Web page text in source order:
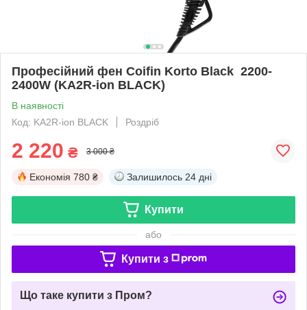
Професійний фен Сoifin Korto Black 2200-
2400W (KA2R-ion BLACK)
В наявності
Код: KA2R-ion BLACK
Роздріб
2 220 ₴ 3 000 ₴
Економія 780 ₴ Залишилось 24 дні
Купити
або
Купити з
Що таке купити з Пром?